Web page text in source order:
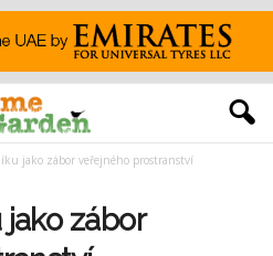
jako zábor veřejného prostranství
zábor